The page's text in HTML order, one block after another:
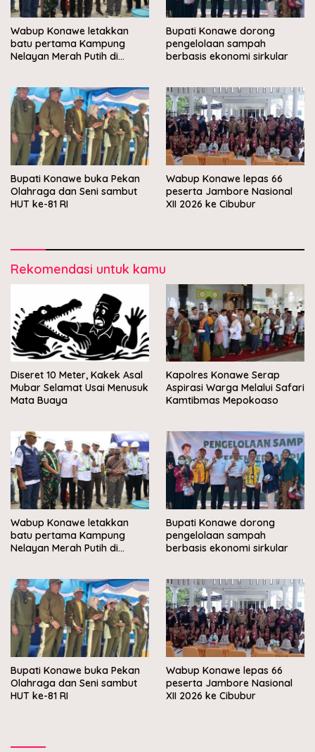
Wabup Konawe letakkan
batu pertama Kampung
Nelayan Merah Putih di
Bupati Konawe dorong
pengelolaan sampah
berbasis ekonomi sirkular
Bupati Konawe buka Pekan
Olahraga dan Seni sambut
HUT ke-81 RI
Wabup Konawe lepas 66
peserta Jambore Nasional
XII 2026 ke Cibubur
Rekomendasi untuk kamu
Diseret 10 Meter, Kakek Asal
Mubar Selamat Usai Menusuk
Mata Buaya
Kapolres Konawe Serap
Aspirasi Warga Melalui Safari
Kamtibmas Mepokoaso
Wabup Konawe letakkan
batu pertama Kampung
Nelayan Merah Putih di
Bupati Konawe dorong
pengelolaan sampah
berbasis ekonomi sirkular
Bupati Konawe buka Pekan
Olahraga dan Seni sambut
HUT ke-81 RI
Wabup Konawe lepas 66
peserta Jambore Nasional
XII 2026 ke Cibubur